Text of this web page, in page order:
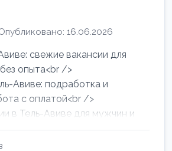
16.06.2026
свежие вакансии для
опыта<br />
Авиве: подработка и
с оплатой<br />
в Тель-Авиве для мужчин и